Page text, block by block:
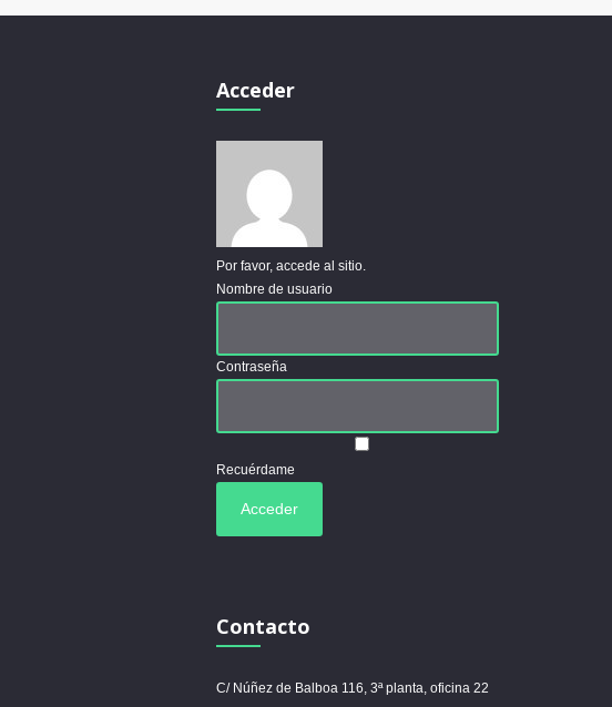
Acceder
Por favor, accede al sitio.
Nombre de usuario
Contraseña
Recuérdame
Contacto
C/ Núñez de Balboa 116, 3ª planta, oficina 22